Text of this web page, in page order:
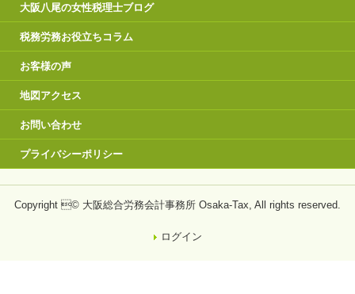
大阪八尾の女性税理士ブログ
税務労務お役立ちコラム
お客様の声
地図アクセス
お問い合わせ
プライバシーポリシー
Copyright © 大阪総合労務会計事務所 Osaka-Tax, All rights reserved.
ログイン